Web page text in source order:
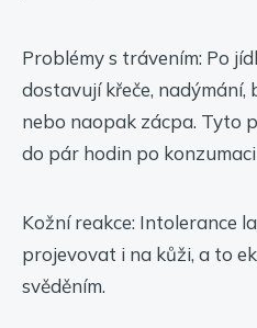
Problémy s trávením: Po
dostavují křeče, nadýmání,
nebo naopak zácpa. Tyto
do pár hodin po
Kožní reakce: Intolerance
projevovat i na kůži, a to
svěděním.